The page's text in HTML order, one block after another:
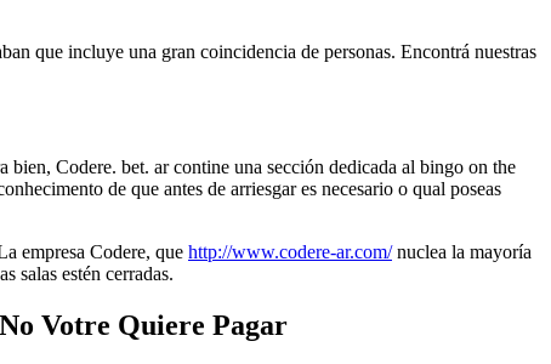
que incluye una gran coincidencia de personas. Encontrá nuestras
bien, Codere. bet. ar contine una sección dedicada al bingo on the
de que antes de arriesgar es necesario o qual poseas
empresa Codere, que http://www.codere-ar.com/nuclea la mayoría
salas estén cerradas.
Votre Quiere Pagar